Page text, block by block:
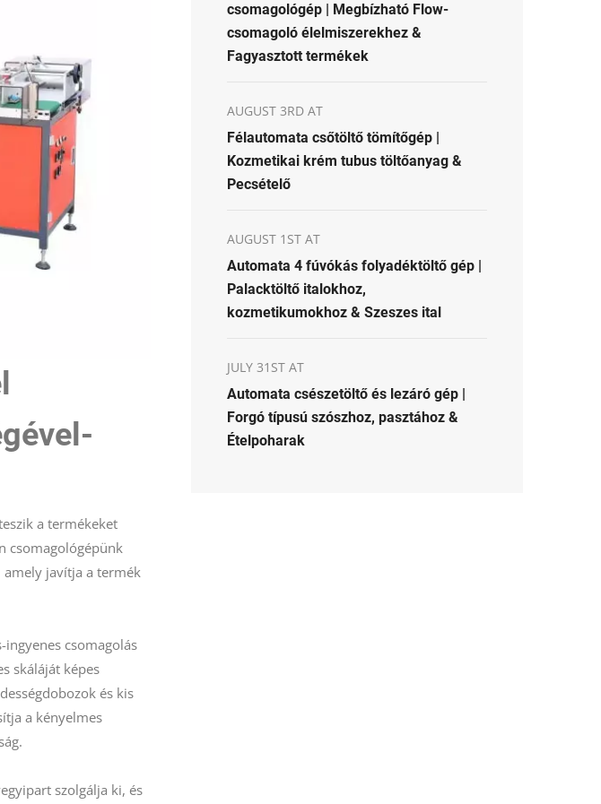
a termékeket
csomagológépünk
javítja a termék
csomagolás
skáláját képes
és kis
a kényelmes
szolgálja ki, és
csomagológép | Megbízható Flow-
csomagoló élelmiszerekhez &
Fagyasztott termékek
AUGUST 3RD AT
Félautomata csőtöltő tömítőgép |
Kozmetikai krém tubus töltőanyag &
Pecsételő
AUGUST 1ST AT
Automata 4 fúvókás folyadéktöltő gép |
Palacktöltő italokhoz,
kozmetikumokhoz & Szeszes ital
JULY 31ST AT
Automata csészetöltő és lezáró gép |
Forgó típusú szószhoz, pasztához &
Ételpoharak